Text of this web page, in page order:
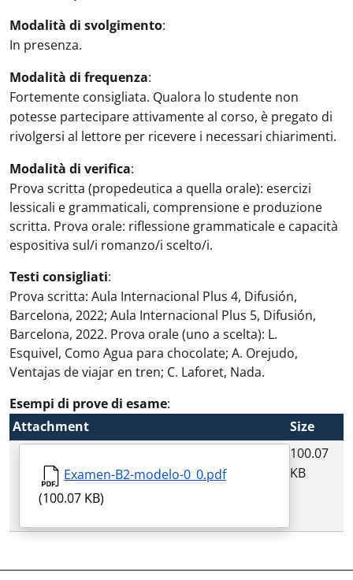
Modalità di svolgimento:
In presenza.
Modalità di frequenza:
Fortemente consigliata. Qualora lo studente non
potesse partecipare attivamente al corso, è pregato di
rivolgersi al lettore per ricevere i necessari chiarimenti.
Modalità di verifica:
Prova scritta (propedeutica a quella orale): esercizi
lessicali e grammaticali, comprensione e produzione
scritta. Prova orale: riflessione grammaticale e capacità
espositiva sul/i romanzo/i scelto/i.
Testi consigliati:
Prova scritta: Aula Internacional Plus 4, Difusión,
Barcelona, 2022; Aula Internacional Plus 5, Difusión,
Barcelona, 2022. Prova orale (uno a scelta): L.
Esquivel, Como Agua para chocolate; A. Orejudo,
Ventajas de viajar en tren; C. Laforet, Nada.
Esempi di prove di esame:
Attachment
Size
Examen-B2-modelo-0_0.pdf
(100.07 KB)
100.07
KB